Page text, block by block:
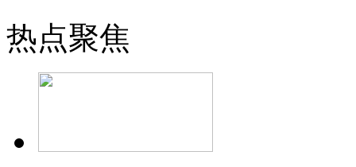
热点聚焦